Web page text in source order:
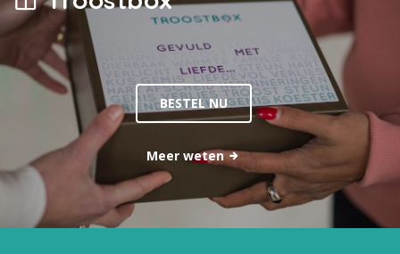
BESTEL NU
Meer weten